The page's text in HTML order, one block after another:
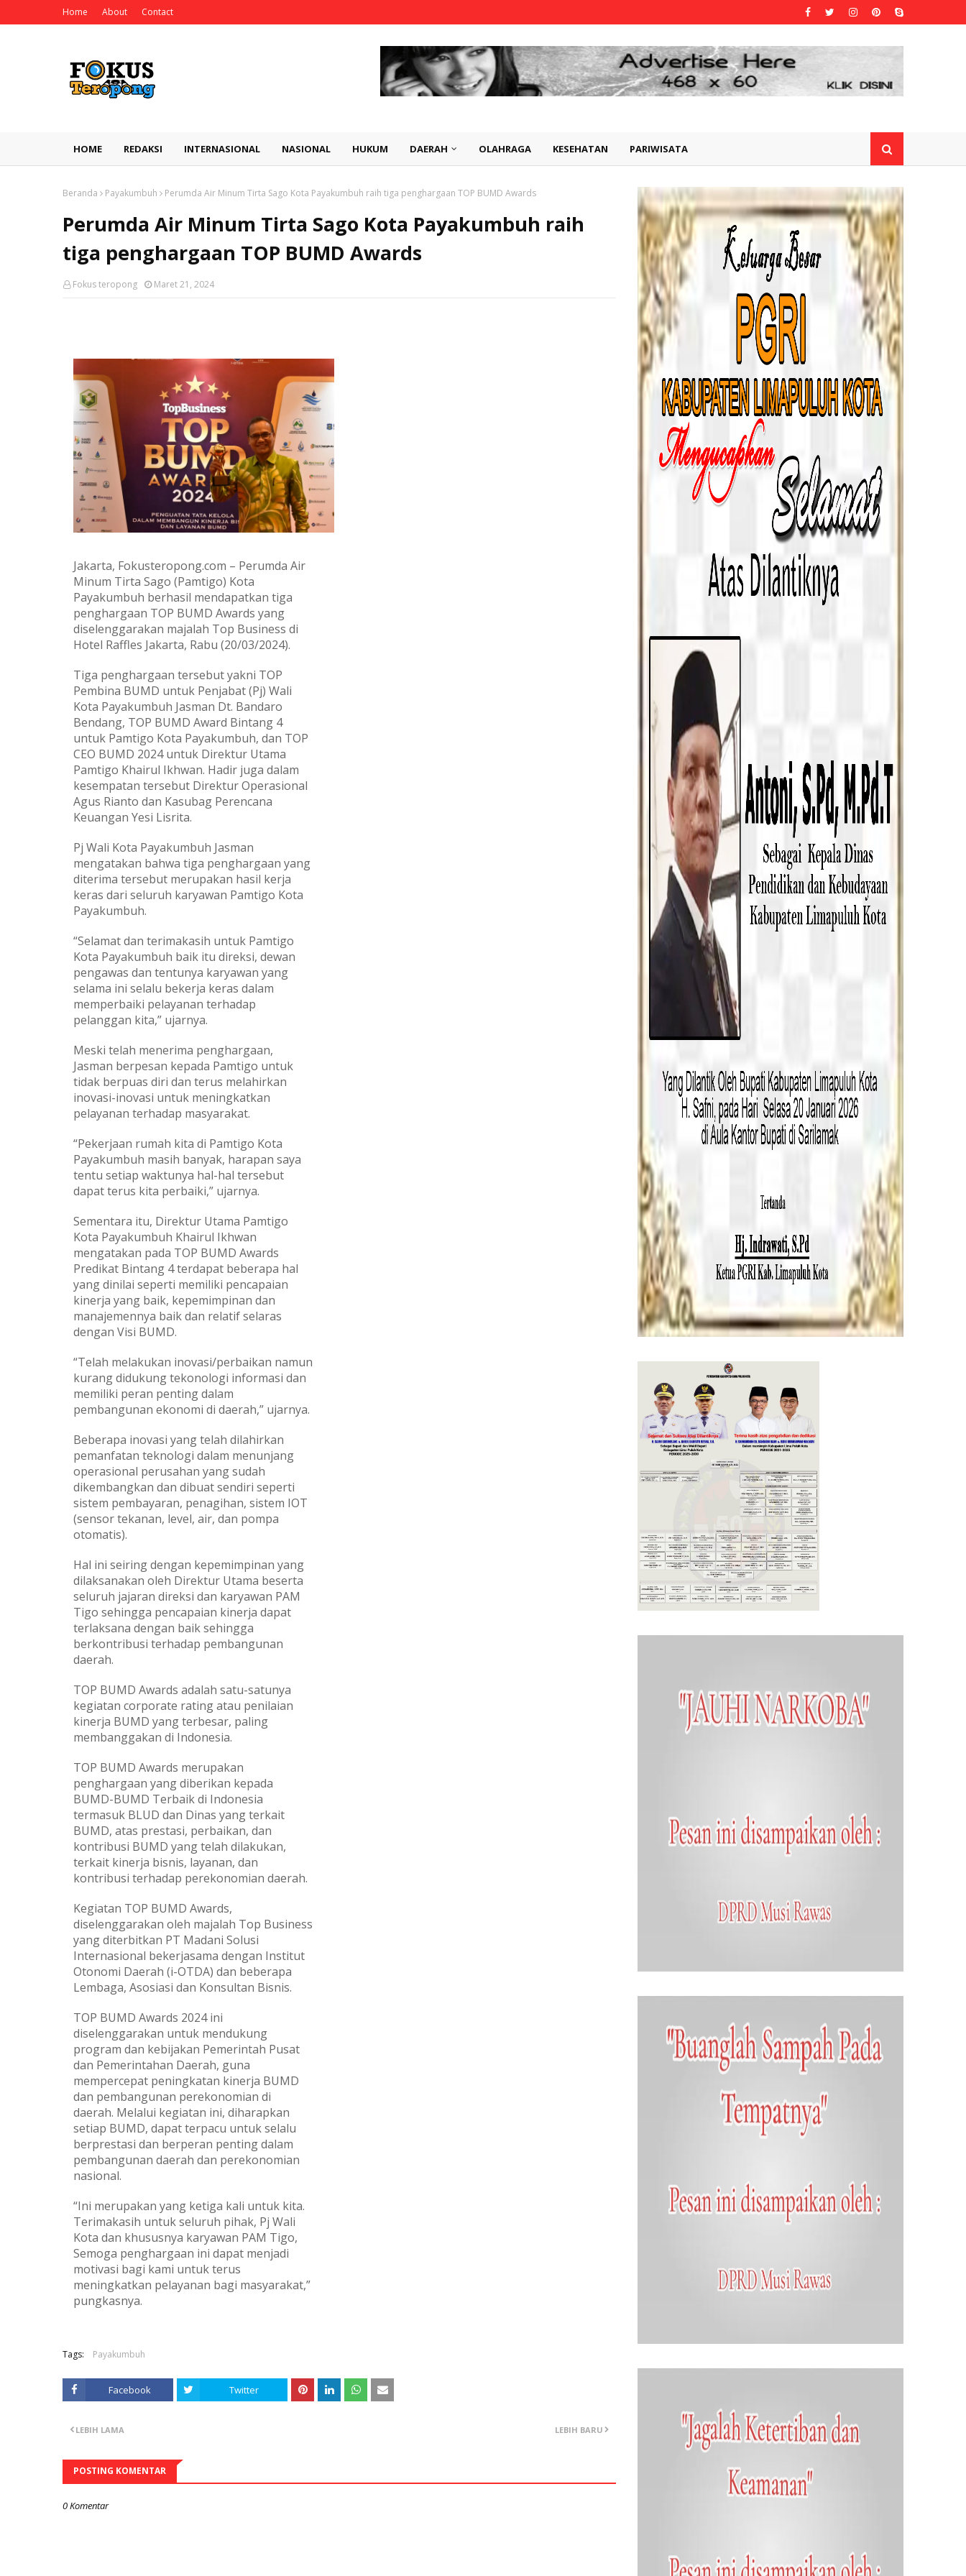
Home About Contact
HOME REDAKSI INTERNASIONAL NASIONAL HUKUM DAERAH OLAHRAGA KESEHATAN PARIWISATA
Beranda Payakumbuh Perumda Air Minum Tirta Sago Kota Payakumbuh raih tiga penghargaan TOP BUMD Awards
Perumda Air Minum Tirta Sago Kota Payakumbuh raih
tiga penghargaan TOP BUMD Awards
Fokus teropong Maret 21, 2024
Jakarta, Fokusteropong.com – Perumda Air
Minum Tirta Sago (Pamtigo) Kota
Payakumbuh berhasil mendapatkan tiga
penghargaan TOP BUMD Awards yang
diselenggarakan majalah Top Business di
Hotel Raffles Jakarta, Rabu (20/03/2024).
Tiga penghargaan tersebut yakni TOP
Pembina BUMD untuk Penjabat (Pj) Wali
Kota Payakumbuh Jasman Dt. Bandaro
Bendang, TOP BUMD Award Bintang 4
untuk Pamtigo Kota Payakumbuh, dan TOP
CEO BUMD 2024 untuk Direktur Utama
Pamtigo Khairul Ikhwan. Hadir juga dalam
kesempatan tersebut Direktur Operasional
Agus Rianto dan Kasubag Perencana
Keuangan Yesi Lisrita.
Pj Wali Kota Payakumbuh Jasman
mengatakan bahwa tiga penghargaan yang
diterima tersebut merupakan hasil kerja
keras dari seluruh karyawan Pamtigo Kota
Payakumbuh.
“Selamat dan terimakasih untuk Pamtigo
Kota Payakumbuh baik itu direksi, dewan
pengawas dan tentunya karyawan yang
selama ini selalu bekerja keras dalam
memperbaiki pelayanan terhadap
pelanggan kita,” ujarnya.
Meski telah menerima penghargaan,
Jasman berpesan kepada Pamtigo untuk
tidak berpuas diri dan terus melahirkan
inovasi-inovasi untuk meningkatkan
pelayanan terhadap masyarakat.
“Pekerjaan rumah kita di Pamtigo Kota
Payakumbuh masih banyak, harapan saya
tentu setiap waktunya hal-hal tersebut
dapat terus kita perbaiki,” ujarnya.
Sementara itu, Direktur Utama Pamtigo
Kota Payakumbuh Khairul Ikhwan
mengatakan pada TOP BUMD Awards
Predikat Bintang 4 terdapat beberapa hal
yang dinilai seperti memiliki pencapaian
kinerja yang baik, kepemimpinan dan
manajemennya baik dan relatif selaras
dengan Visi BUMD.
“Telah melakukan inovasi/perbaikan namun
kurang didukung tekonologi informasi dan
memiliki peran penting dalam
pembangunan ekonomi di daerah,” ujarnya.
Beberapa inovasi yang telah dilahirkan
pemanfatan teknologi dalam menunjang
operasional perusahan yang sudah
dikembangkan dan dibuat sendiri seperti
sistem pembayaran, penagihan, sistem IOT
(sensor tekanan, level, air, dan pompa
otomatis).
Hal ini seiring dengan kepemimpinan yang
dilaksanakan oleh Direktur Utama beserta
seluruh jajaran direksi dan karyawan PAM
Tigo sehingga pencapaian kinerja dapat
terlaksana dengan baik sehingga
berkontribusi terhadap pembangunan
daerah.
TOP BUMD Awards adalah satu-satunya
kegiatan corporate rating atau penilaian
kinerja BUMD yang terbesar, paling
membanggakan di Indonesia.
TOP BUMD Awards merupakan
penghargaan yang diberikan kepada
BUMD-BUMD Terbaik di Indonesia
termasuk BLUD dan Dinas yang terkait
BUMD, atas prestasi, perbaikan, dan
kontribusi BUMD yang telah dilakukan,
terkait kinerja bisnis, layanan, dan
kontribusi terhadap perekonomian daerah.
Kegiatan TOP BUMD Awards,
diselenggarakan oleh majalah Top Business
yang diterbitkan PT Madani Solusi
Internasional bekerjasama dengan Institut
Otonomi Daerah (i-OTDA) dan beberapa
Lembaga, Asosiasi dan Konsultan Bisnis.
TOP BUMD Awards 2024 ini
diselenggarakan untuk mendukung
program dan kebijakan Pemerintah Pusat
dan Pemerintahan Daerah, guna
mempercepat peningkatan kinerja BUMD
dan pembangunan perekonomian di
daerah. Melalui kegiatan ini, diharapkan
setiap BUMD, dapat terpacu untuk selalu
berprestasi dan berperan penting dalam
pembangunan daerah dan perekonomian
nasional.
“Ini merupakan yang ketiga kali untuk kita.
Terimakasih untuk seluruh pihak, Pj Wali
Kota dan khususnya karyawan PAM Tigo,
Semoga penghargaan ini dapat menjadi
motivasi bagi kami untuk terus
meningkatkan pelayanan bagi masyarakat,”
pungkasnya.
Tags: Payakumbuh
Facebook Twitter
LEBIH BARU
LEBIH LAMA
POSTING KOMENTAR
0 Komentar